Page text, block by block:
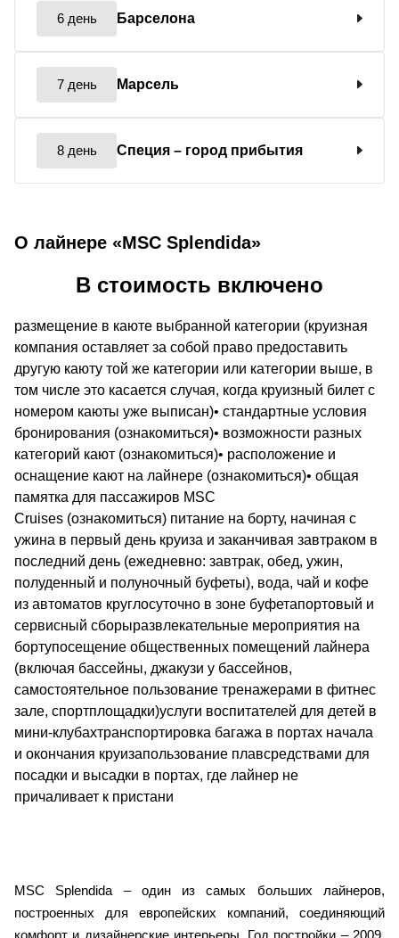
6 день Барселона
7 день Марсель
8 день Специя – город прибытия
О лайнере «MSC Splendida»
MSC Splendida – один из самых больших лайнеров,
построенных для европейских компаний, соединяющий
комфорт и дизайнерские интерьеры. Год постройки – 2009,
В стоимость включено
размещение в каюте выбранной категории (круизная
компания оставляет за собой право предоставить
другую каюту той же категории или категории выше, в
том числе это касается случая, когда круизный билет с
номером каюты уже выписан)• стандартные условия
бронирования (ознакомиться)• возможности разных
категорий кают (ознакомиться)• расположение и
оснащение кают на лайнере (ознакомиться)• общая
памятка для пассажиров MSC
Cruises (ознакомиться) питание на борту, начиная с
ужина в первый день круиза и заканчивая завтраком в
последний день (ежедневно: завтрак, обед, ужин,
полуденный и полуночный буфеты), вода, чай и кофе
из автоматов круглосуточно в зоне буфетапортовый и
сервисный сборыразвлекательные мероприятия на
бортупосещение общественных помещений лайнера
(включая бассейны, джакузи у бассейнов,
самостоятельное пользование тренажерами в фитнес
зале, спортплощадки)услуги воспитателей для детей в
мини-клубахтранспортировка багажа в портах начала
и окончания круизапользование плавсредствами для
посадки и высадки в портах, где лайнер не
причаливает к пристани